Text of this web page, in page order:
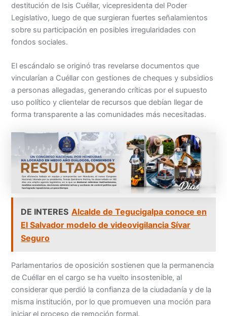
destitución de Isis Cuéllar, vicepresidenta del Poder
Legislativo, luego de que surgieran fuertes señalamientos
sobre su participación en posibles irregularidades con
fondos sociales.
El escándalo se originó tras revelarse documentos que
vincularían a Cuéllar con gestiones de cheques y subsidios
a personas allegadas, generando críticas por el supuesto
uso político y clientelar de recursos que debían llegar de
forma transparente a las comunidades más necesitadas.
DE INTERES Alcalde de Tegucigalpa conoce en
El Salvador modelo de videovigilancia Sívar
Seguro
Parlamentarios de oposición sostienen que la permanencia
de Cuéllar en el cargo se ha vuelto insostenible, al
considerar que perdió la confianza de la ciudadanía y de la
misma institución, por lo que promueven una moción para
iniciar el proceso de remoción formal.